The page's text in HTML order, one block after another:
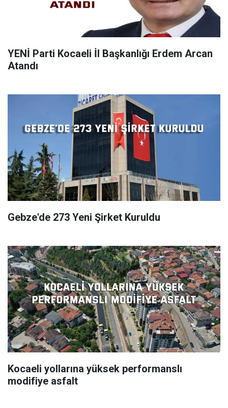
YENİ Parti Kocaeli İl Başkanlığı Erdem Arcan
Atandı
Gebze'de 273 Yeni Şirket Kuruldu
Kocaeli yollarına yüksek performanslı
modifiye asfalt